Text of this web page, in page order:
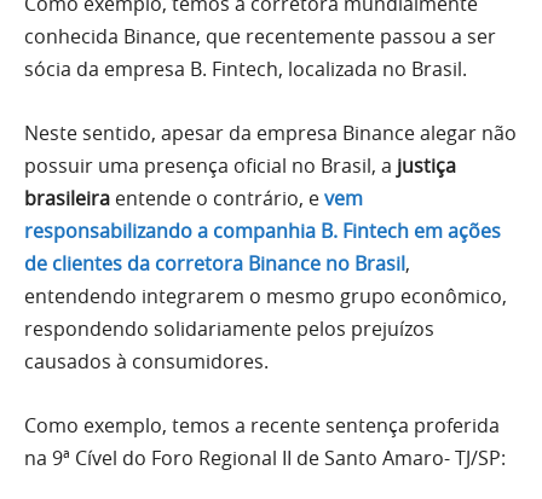
conhecida Binance, que recentemente passou a ser
sócia da empresa B. Fintech, localizada no Brasil.
Neste sentido, apesar da empresa Binance alegar não
possuir uma presença oficial no Brasil, a justiça
brasileira entende o contrário, evem
responsabilizando a companhia B. Fintech em ações
de clientes da corretora Binance no Brasil,
entendendo integrarem o mesmo grupo econômico,
respondendo solidariamente pelos prejuízos
causados à consumidores.
Como exemplo, temos a recente sentença proferida
na 9ª Cível do Foro Regional II de Santo Amaro- TJ/SP: